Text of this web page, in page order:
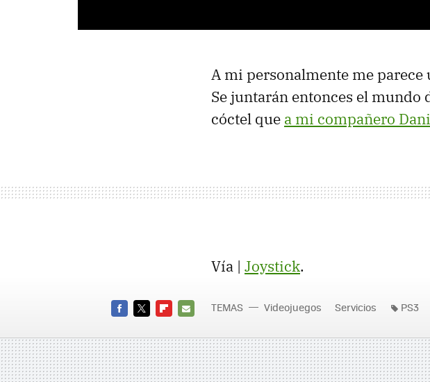
A mi personalmente me
Se juntarán entonces el mundo
cóctel que a mi compañero
Vía | Joystick.
MAIL
TEMAS Videojuegos Servicios PS3